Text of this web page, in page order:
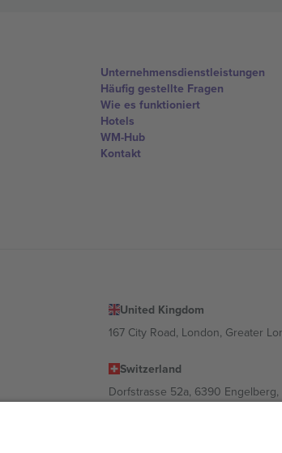
Unternehmensdienstleistungen
Häufig gestellte Fragen
Wie es funktioniert
Hotels
WM-Hub
Kontakt
United Kingdom
167 City Road, London, Greater
Switzerland
Dorfstrasse 52a, 6390